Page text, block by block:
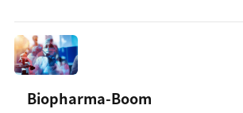
Biopharma-Boom